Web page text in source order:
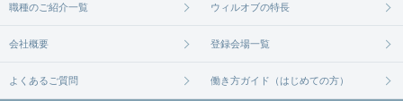
職種のご紹介一覧 ウィルオブの特長
会社概要 登録会場一覧
よくあるご質問 働き方ガイド（はじめての方）